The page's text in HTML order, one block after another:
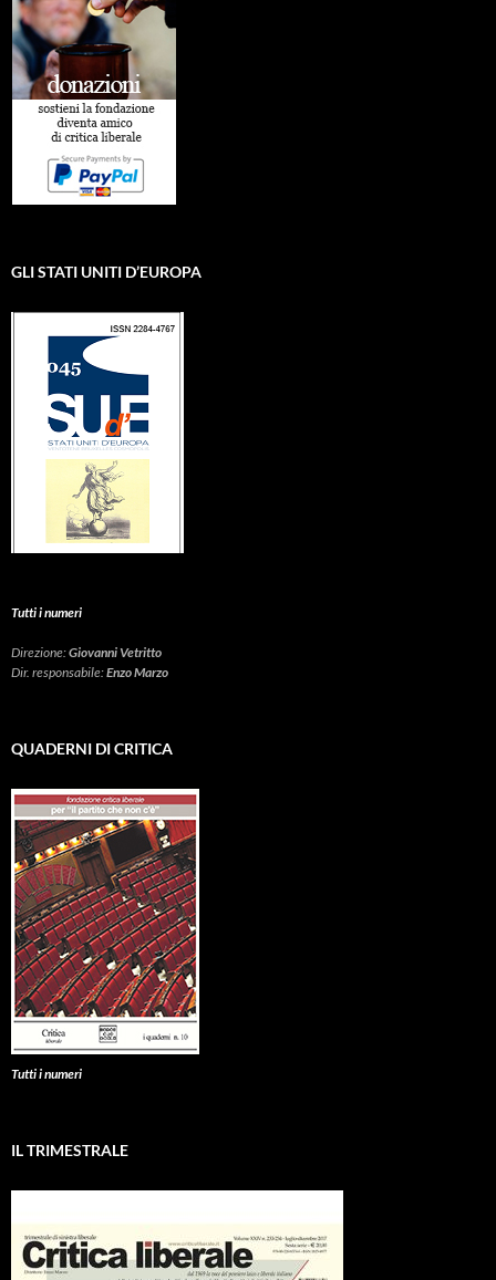
GLI STATI UNITI D’EUROPA
Tutti i numeri
Direzione:Giovanni Vetritto
Dir. responsabile:Enzo Marzo
QUADERNI DI CRITICA
Tutti i numeri
IL TRIMESTRALE